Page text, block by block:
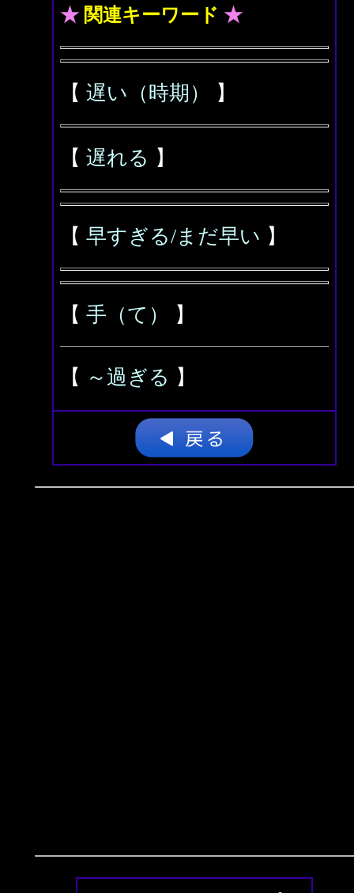
★ 関連キーワード ★
【 遅い（時期） 】
【 遅れる 】
【 早すぎる/まだ早い 】
【 手（て） 】
【 ～過ぎる 】